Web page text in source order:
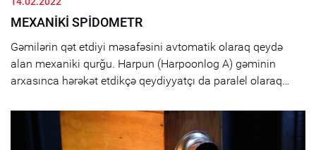
MEXANİKİ SPİDOMETR
Gəmilərin qət etdiyi məsafəsini avtomatik olaraq qeydə
alan mexaniki qurğu. Harpun (Harpoonlog A) gəminin
arxasınca hərəkət etdikçə qeydiyyatçı da paralel olaraq
milə çevrilir. Beləliklə gəminin sürəti müəyyən edilir....